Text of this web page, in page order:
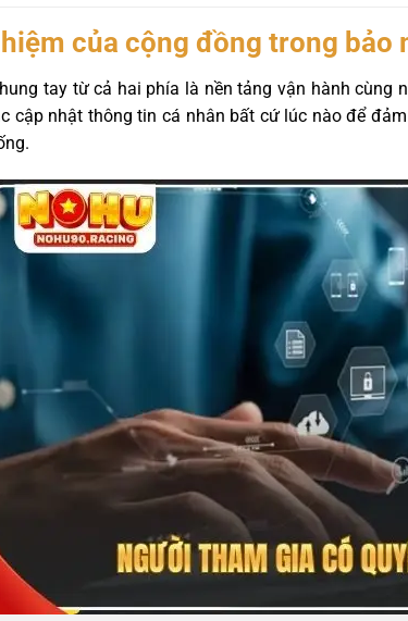
của cộng đồng trong bảo
tay từ cả hai phía là nền tảng vận hành
cập nhật thông tin cá nhân bất cứ lúc nào để